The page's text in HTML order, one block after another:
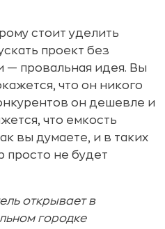
стоит уделить
проект без
— провальная идея. Вы
что он никого
он дешевле и
что емкость
вы думаете, и в таких
просто не будет
открывает в
городке